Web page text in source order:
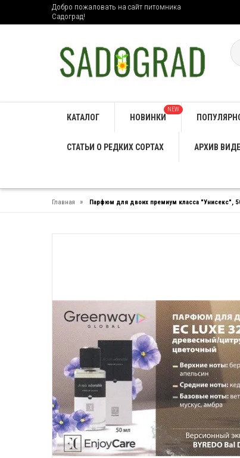
Добро пожаловать на сайт питомника
Садоград!
КАТАЛОГ НОВИНКИ
NEW
СТАТЬИ О РЕДКИХ СОРТАХ АРХИВ
Главная » Парфюм для двоих премиум класса "Унисекс",